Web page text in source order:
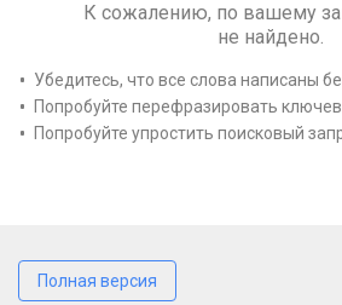
К сожалению, по вашему
не найдено.
Убедитесь, что все слова написаны
Попробуйте перефразировать
Попробуйте упростить поисковый
Полная версия